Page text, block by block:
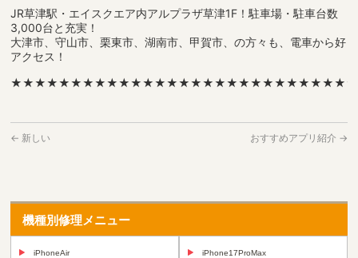
JR草津駅・エイスクエア内アルプラザ草津1F！駐車場・駐車台数
3,000台と充実！
大津市、守山市、栗東市、湖南市、甲賀市、の方々も、電車から好
アクセス！
← 新しい おすすめアプリ紹介 →
機種別修理メニュー
iPhoneAir iPhone17ProMax